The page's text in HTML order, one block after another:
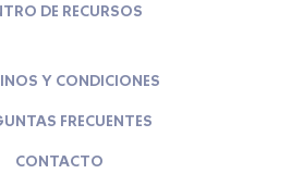
DE RECURSOS
Y CONDICIONES
FRECUENTES
CONTACTO